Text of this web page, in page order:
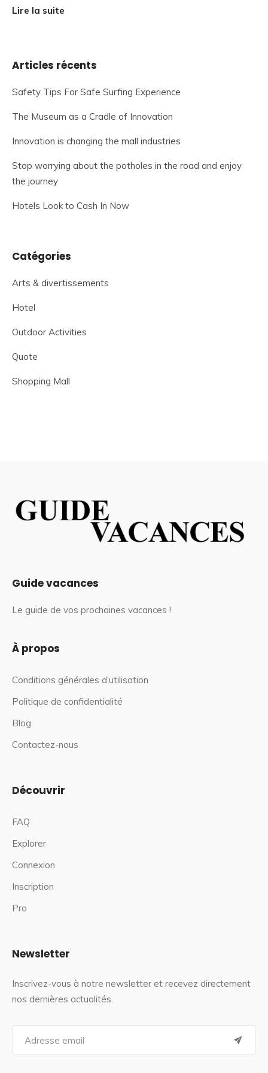
Lire la suite
Articles récents
Safety Tips For Safe Surfing Experience
The Museum as a Cradle of Innovation
Innovation is changing the mall industries
Stop worrying about the potholes in the road and enjoy
the journey
Hotels Look to Cash In Now
Catégories
Arts & divertissements
Hotel
Outdoor Activities
Quote
Shopping Mall
Guide vacances
Le guide de vos prochaines vacances !
À propos
Conditions générales d’utilisation
Politique de confidentialité
Blog
Contactez-nous
Découvrir
FAQ
Explorer
Connexion
Inscription
Pro
Newsletter
Inscrivez-vous à notre newsletter et recevez directement
nos dernières actualités.
a